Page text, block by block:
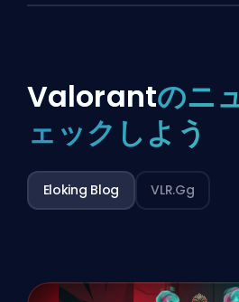
Valorantのニ
ェックしよう
Eloking Blog VLR.gg